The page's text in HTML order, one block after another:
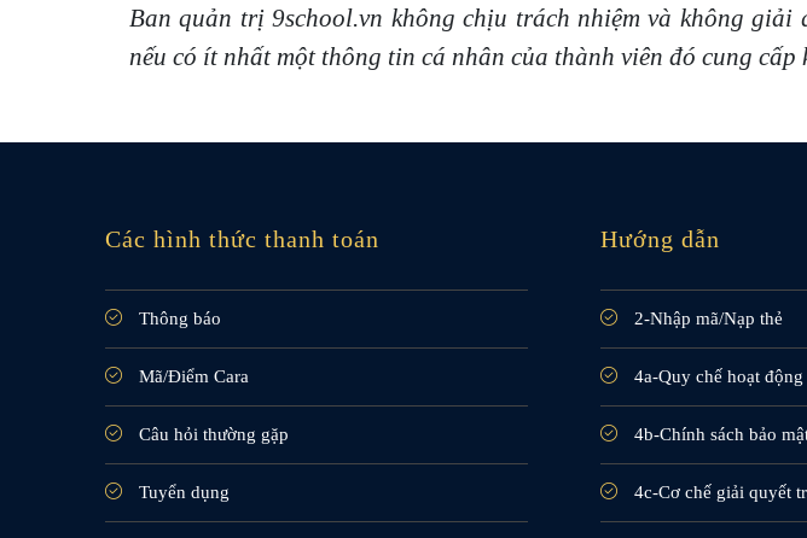
Ban quản trị 9school.vn không chịu trách nhiệm và không
nếu có ít nhất một thông tin cá nhân của thành viên đó cung
Các hình thức thanh toán
Thông báo
Mã/Điểm Cara
Câu hỏi thường gặp
Tuyển dụng
Hướng dẫn
2-Nhập mã/Nạp thẻ
4a-Quy chế hoạt động
4b-Chính sách bảo
4c-Cơ chế giải quyết